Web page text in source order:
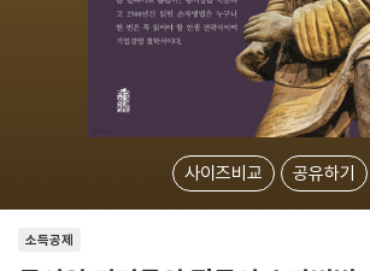
사이즈비교 공유하기
소득공제